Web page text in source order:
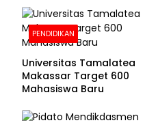
PENDIDIKAN
Universitas Tamalatea
Makassar Target 600
Mahasiswa Baru